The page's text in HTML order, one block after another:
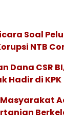
Soal
NTB
Dana CSR
Hadir di KPK